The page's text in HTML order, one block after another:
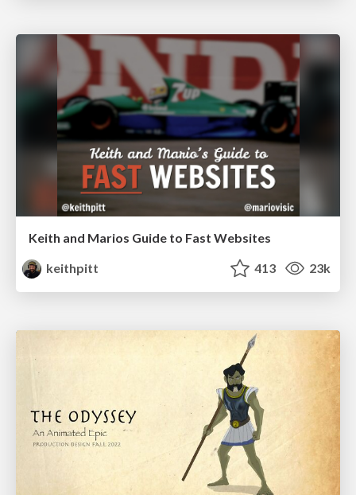
Keith and Marios Guide to Fast Websites
keithpitt
413 23k